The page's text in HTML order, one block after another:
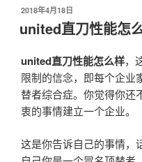
发
于
2018年4月18日
united直刀性能怎
united直刀性能怎么样，
限制的信念，即每个企业
替者综合症。你觉得你还
衷的事情建立一个企业。
这是你告诉自己的事情，